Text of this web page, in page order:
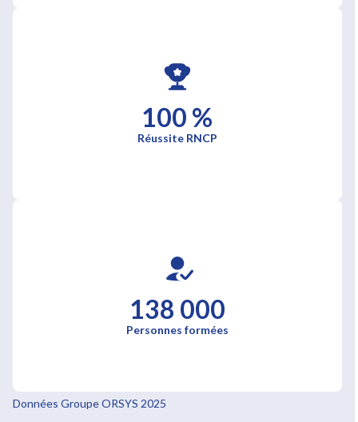
100 %
Réussite RNCP
138 000
Personnes formées
Données Groupe ORSYS 2025